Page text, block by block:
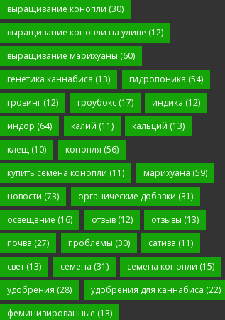
выращивание конопли (30)
выращивание конопли на улице (12)
выращивание марихуаны (60)
генетика каннабиса (13) гидропоника (54)
гровинг (12) гроубокс(17) индика (12)
индор (64) калий (11) кальций (13)
клещ (10) конопля (56)
купить семена конопли (11) марихуана (59)
новости (73) органические добавки (31)
освещение (16) отзыв(12) отзывы (13)
почва (27) проблемы (30) сатива (11)
свет (13) семена (31) семена конопли (15)
удобрения (28) удобрения для каннабиса (22)
феминизированные (13)